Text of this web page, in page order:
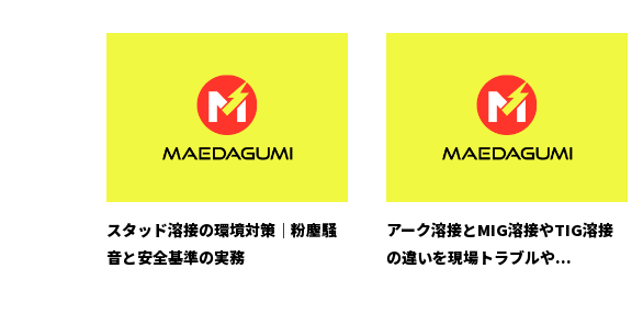
スタッド溶接の環境対策｜粉塵騒
音と安全基準の実務
アーク溶接とMIG溶接やTIG溶接
の違いを現場トラブルや...